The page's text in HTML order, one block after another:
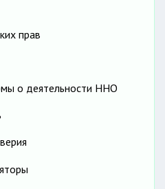
прав
о деятельности ННО